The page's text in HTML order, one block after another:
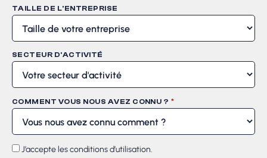
TAILLE DE L'ENTREPRISE
SECTEUR D'ACTIVITÉ
COMMENT VOUS NOUS AVEZ CONNU ? *
RGPD
J’accepte les conditions d’utilisation.